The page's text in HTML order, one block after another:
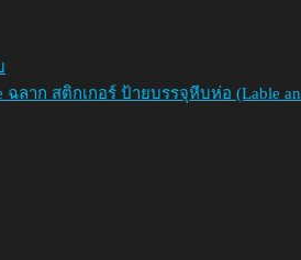
าก สติกเกอร์ ป้ายบรรจุหีบห่อ (Lable